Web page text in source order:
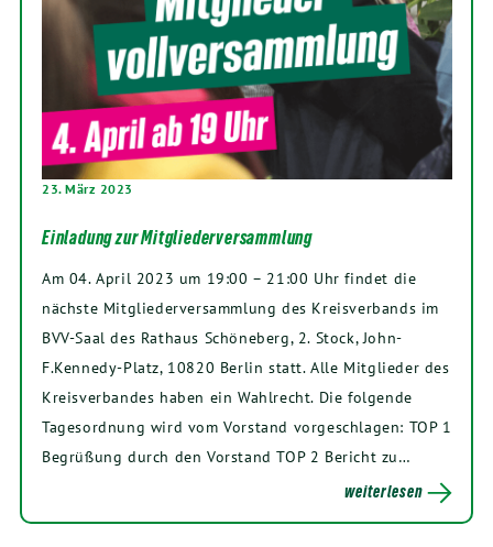
23. März 2023
Einladung zur Mitgliederversammlung
Am 04. April 2023 um 19:00 – 21:00 Uhr findet die
nächste Mitgliederversammlung des Kreisverbands im
BVV-Saal des Rathaus Schöneberg, 2. Stock, John-
F.Kennedy-Platz, 10820 Berlin statt. Alle Mitglieder des
Kreisverbandes haben ein Wahlrecht. Die folgende
Tagesordnung wird vom Vorstand vorgeschlagen: TOP 1
Begrüßung durch den Vorstand TOP 2 Bericht zu…
weiterlesen